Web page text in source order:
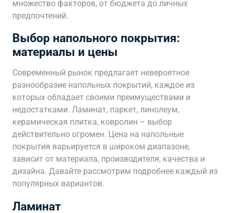
множество факторов, от бюджета до личных
предпочтений.
Выбор напольного покрытия:
материалы и цены
Современный рынок предлагает невероятное
разнообразие напольных покрытий, каждое из
которых обладает своими преимуществами и
недостатками. Ламинат, паркет, линолеум,
керамическая плитка, ковролин – выбор
действительно огромен. Цена на напольные
покрытия варьируется в широком диапазоне,
зависит от материала, производителя, качества и
дизайна. Давайте рассмотрим подробнее каждый из
популярных вариантов.
Ламинат